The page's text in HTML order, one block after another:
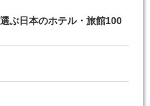
ぶ日本のホテル・旅館100